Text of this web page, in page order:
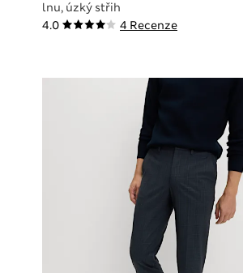
4.0 4 Recenze
lnu, úzký střih